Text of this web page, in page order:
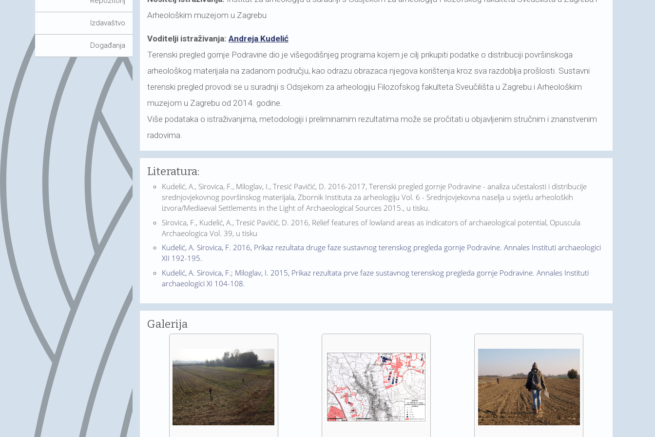
Izdavaštvo
Događanja
Arheološkim muzejom u Zagrebu
Voditelji istraživanja: Andreja Kudelić
Terenski pregled gornje Podravine dio je višegodišnjeg programa kojem je cilj prikupiti podatke o distribuciji površinskoga
arheološkog materijala na zadanom području, kao odrazu obrazaca njegova korištenja kroz sva razdoblja prošlosti. Sustavni
terenski pregled provodi se u suradnji s Odsjekom za arheologiju Filozofskog fakulteta Sveučilišta u Zagrebu i Arheološkim
muzejom u Zagrebu od 2014. godine.
Više podataka o istraživanjima, metodologiji i preliminarnim rezultatima može se pročitati u objavljenim stručnim i znanstvenim
radovima.
Literatura:
Kudelić, A., Sirovica, F., Miloglav, I., Tresić Pavičić, D. 2016-2017, Terenski pregled gornje Podravine - analiza učestalosti i distribucije
srednjovjekovnog površinskog materijala, Zbornik Instituta za arheologiju Vol. 6 - Srednjovjekovna naselja u svjetlu arheoloških
izvora/Mediaeval Settlements in the Light of Archaeological Sources 2015., u tisku.
Sirovica, F., Kudelić, A., Tresić Pavičić, D. 2016, Relief features of lowland areas as indicators of archaeological potential, Opuscula
Archaeologica Vol. 39, u tisku
Kudelić, A. Sirovica, F. 2016, Prikaz rezultata druge faze sustavnog terenskog pregleda gornje Podravine. Annales Instituti archaeologici
XII 192-195.
Kudelić, A. Sirovica, F.; Miloglav, I. 2015, Prikaz rezultata prve faze sustavnog terenskog pregleda gornje Podravine. Annales Instituti
archaeologici XI 104-108.
Galerija